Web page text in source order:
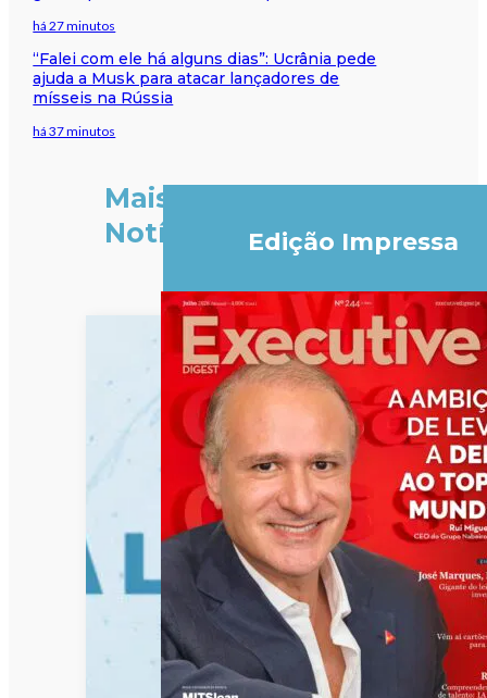
há 27 minutos
“Falei com ele há alguns dias”: Ucrânia pede
ajuda a Musk para atacar lançadores de
mísseis na Rússia
há 37 minutos
Mais
Notícias
Edição Impressa